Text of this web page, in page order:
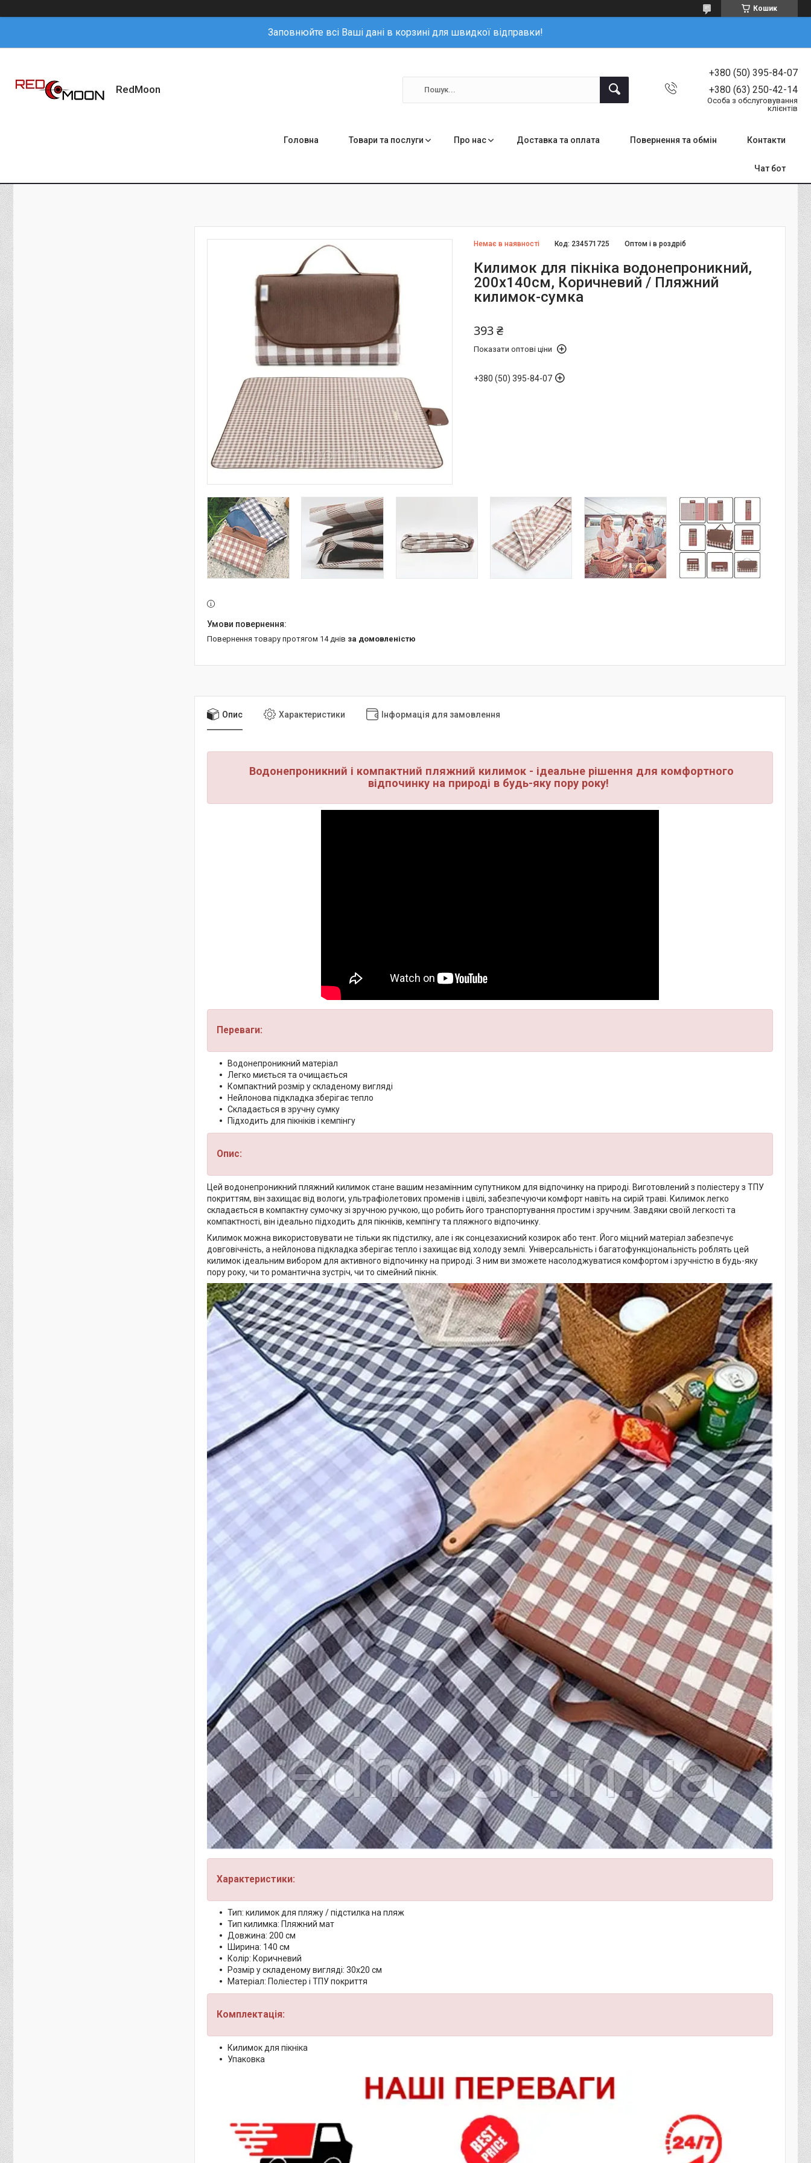
Кошик
Заповнюйте всі Ваші дані в корзині для швидкої відправки!
RedMoon
+380 (50) 395-84-07
+380 (63) 250-42-14
Особа з обслуговування
клієнтів
Головна Товари та послуги Про нас Доставка та оплата Повернення та обмін Контакти
Чат бот
Немає в наявності Оптом і в роздріб
Код: 234571725
Килимок для пікніка водонепроникний,
200x140см, Коричневий / Пляжний
килимок-сумка
393 ₴
Показати оптові ціни
+380 (50) 395-84-07
повернення товару протягом 14 днів за домовленістю
Опис Характеристики Інформація для замовлення
Водонепроникний і компактний пляжний килимок - ідеальне рішення для комфортного
відпочинку на природі в будь-яку пору року!
Переваги:
Водонепроникний матеріал
Легко миється та очищається
Компактний розмір у складеному вигляді
Нейлонова підкладка зберігає тепло
Складається в зручну сумку
Підходить для пікніків і кемпінгу
Опис:
Цей водонепроникний пляжний килимок стане вашим незамінним супутником для відпочинку на природі. Виготовлений з поліестеру з ТПУ
покриттям, він захищає від вологи, ультрафіолетових променів і цвілі, забезпечуючи комфорт навіть на сирій траві. Килимок легко
складається в компактну сумочку зі зручною ручкою, що робить його транспортування простим і зручним. Завдяки своїй легкості та
компактності, він ідеально підходить для пікніків, кемпінгу та пляжного відпочинку.
Килимок можна використовувати не тільки як підстилку, але і як сонцезахисний козирок або тент. Його міцний матеріал забезпечує
довговічність, а нейлонова підкладка зберігає тепло і захищає від холоду землі. Універсальність і багатофункціональність роблять цей
килимок ідеальним вибором для активного відпочинку на природі. З ним ви зможете насолоджуватися комфортом і зручністю в будь-яку
пору року, чи то романтична зустріч, чи то сімейний пікнік.
Характеристики:
Тип: килимок для пляжу / підстилка на пляж
Тип килимка: Пляжний мат
Довжина: 200 см
Ширина: 140 см
Колір: Коричневий
Розмір у складеному вигляді: 30x20 см
Матеріал: Поліестер і ТПУ покриття
Комплектація:
Килимок для пікніка
Упаковка